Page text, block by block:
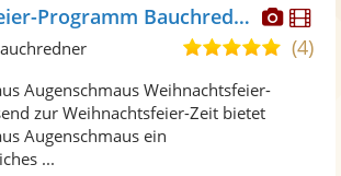
Weihnachtsfeier-Programm Bauchredner Claus Augenschmaus
4,9(4)
Augenschmaus Weihnachtsfeier-
zur Weihnachtsfeier-Zeit bietet
Augenschmaus ein
...